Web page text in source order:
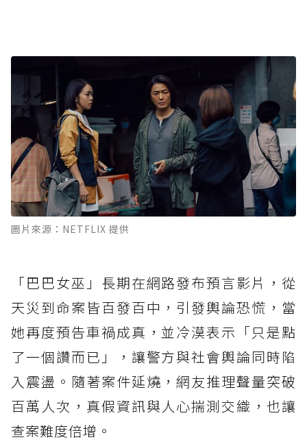
圖片來源：NETFLIX 提供
「巴巴女巫」長期在網路發布預言影片，從
天災到命案皆百發百中，引發輿論恐慌，當
她再度預告車禍成真，並冷漠表示「只是點
了一個讚而已」，讓警方與社會輿論同時陷
入震盪。隨著案件延燒，網友推理聲量突破
百萬人次，真假資訊與人心揣測交織，也讓
查案難度倍增。